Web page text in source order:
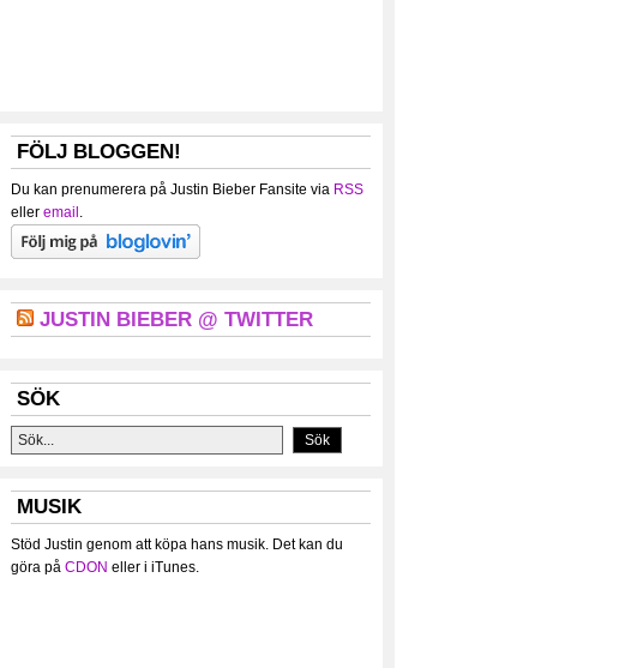
FÖLJ BLOGGEN!
Du kan prenumerera på Justin Bieber Fansite via RSS
eller email .
JUSTIN BIEBER @ TWITTER
SÖK
MUSIK
Stöd Justin genom att köpa hans musik. Det kan du
göra på CDON eller i iTunes.